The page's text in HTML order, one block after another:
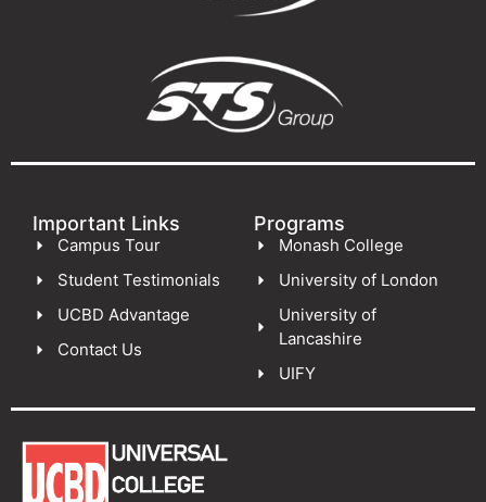
Important Links
Campus Tour
Student Testimonials
UCBD Advantage
Contact Us
Programs
Monash College
University of London
University of
Lancashire
UIFY